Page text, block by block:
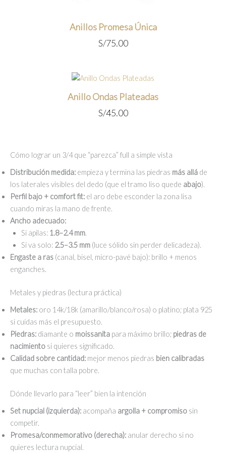
Anillos Promesa Única
S/75.00
Anillo Ondas Plateadas
S/45.00
Cómo lograr un 3/4 que “parezca” full a simple vista
Distribución medida: empieza y termina las piedras más allá de
los laterales visibles del dedo (que el tramo liso quede abajo).
Perfil bajo + comfort fit: el aro debe esconder la zona lisa
cuando miras la mano de frente.
Ancho adecuado:
Si apilas: 1.8–2.4 mm.
Si va solo: 2.5–3.5 mm(luce sólido sin perder delicadeza).
Engaste a ras (canal, bisel, micro-pavé bajo): brillo + menos
enganches.
Metales y piedras (lectura práctica)
Metales: oro 14k/18k (amarillo/blanco/rosa) o platino; plata 925
si cuidas más el presupuesto.
Piedras: diamante o moissanita para máximo brillo; piedras de
nacimiento si quieres significado.
Calidad sobre cantidad: mejor menos piedras bien calibradas
que muchas con talla pobre.
Dónde llevarlo para “leer” bien la intención
Set nupcial (izquierda): acompaña argolla + compromiso sin
competir.
Promesa/conmemorativo (derecha): anular derecho si no
quieres lectura nupcial.